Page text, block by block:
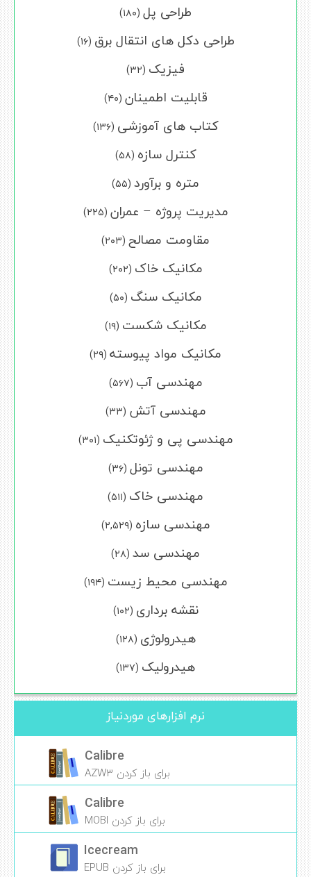
طراحی پل (۱۸۰)
طراحی دکل های انتقال برق (۱۶)
فیزیک (۳۲)
قابلیت اطمینان (۴۰)
کتاب های آموزشی (۱۳۶)
کنترل سازه (۵۸)
متره و برآورد (۵۵)
مدیریت پروژه – عمران (۲۲۵)
مقاومت مصالح (۲۰۳)
مکانیک خاک (۲۰۲)
مکانیک سنگ (۵۰)
مکانیک شکست (۱۹)
مکانیک مواد پیوسته (۲۹)
مهندسی آب (۵۶۷)
مهندسی آتش (۳۳)
مهندسی پی و ژئوتکنیک (۳۰۱)
مهندسی تونل (۳۶)
مهندسی خاک (۵۱۱)
مهندسی سازه (۲,۵۲۹)
مهندسی سد (۲۸)
مهندسی محیط زیست (۱۹۴)
نقشه برداری (۱۰۲)
هیدرولوژی (۱۲۸)
هیدرولیک (۱۳۷)
نرم افزارهای موردنیاز
Calibre
برای باز کردن AZW3
Calibre
برای باز کردن MOBI
Icecream
برای باز کردن EPUB